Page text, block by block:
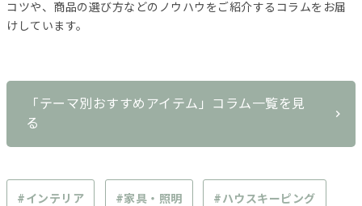
コツや、商品の選び方などのノウハウをご紹介するコラムをお届
けしています。
#インテリア #家具・照明 #ハウスキーピング
「テーマ別おすすめアイテム」コラム一覧を見
る